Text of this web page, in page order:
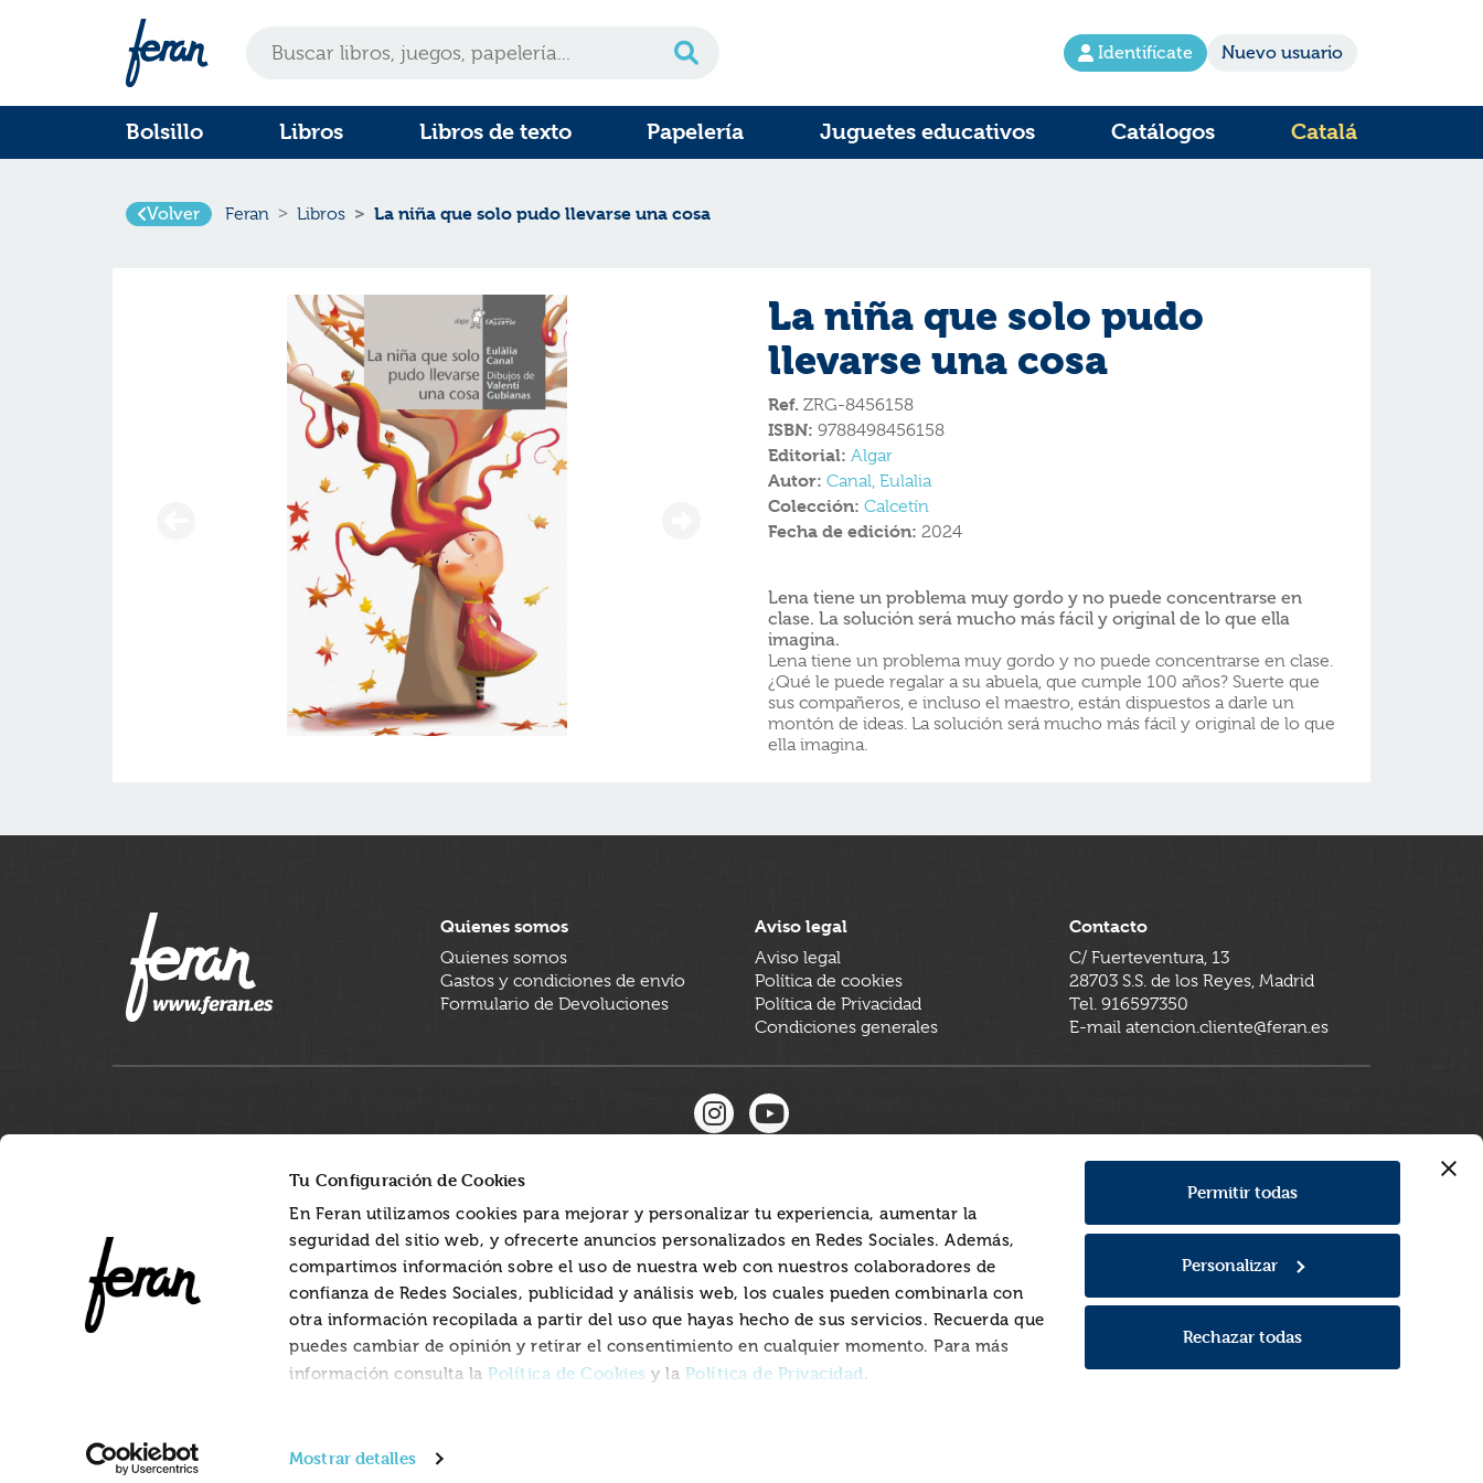
Tu Configuración de Cookies
En Feran utilizamos cookies para mejorar y personalizar tu experiencia, aumentar la
seguridad del sitio web, y ofrecerte anuncios personalizados en Redes Sociales. Además,
compartimos información sobre el uso de nuestra web con nuestros colaboradores de
confianza de Redes Sociales, publicidad y análisis web, los cuales pueden combinarla con
otra información recopilada a partir del uso que hayas hecho de sus servicios. Recuerda que
puedes cambiar de opinión y retirar el consentimiento en cualquier momento. Para más
información consulta laPolítica de Cookies y la Política de Privacidad.
Mostrar detalles
Permitir todas
Personalizar
Rechazar todas
Identifícate Nuevo usuario
Bolsillo Libros Libros de texto Papelería Juguetes educativos Catálogos Catalá
Volver Feran Libros La niña que solo pudo llevarse una cosa
La niña que solo pudo
llevarse una cosa
Ref. ZRG-8456158
ISBN: 9788498456158
Editorial: Algar
Autor: Canal, Eulalia
Colección: Calcetín
Fecha de edición: 2024
Lena tiene un problema muy gordo y no puede concentrarse en
clase. La solución será mucho más fácil y original de lo que ella
imagina.
Lena tiene un problema muy gordo y no puede concentrarse en clase.
¿Qué le puede regalar a su abuela, que cumple 100 años? Suerte que
sus compañeros, e incluso el maestro, están dispuestos a darle un
montón de ideas. La solución será mucho más fácil y original de lo que
ella imagina.
Quienes somos
Quienes somos
Gastos y condiciones de envío
Formulario de Devoluciones
Aviso legal
Aviso legal
Política de cookies
Política de Privacidad
Condiciones generales
Contacto
C/ Fuerteventura, 13
28703 S.S. de los Reyes, Madrid
Tel. 916597350
E-mail atencion.cliente@feran.es